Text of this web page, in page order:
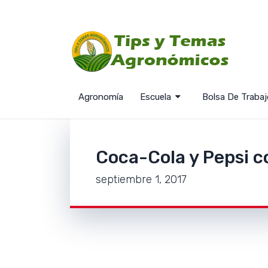
Agronomía Escuela Bolsa De
Coca-Cola y Pepsi
septiembre 1, 2017